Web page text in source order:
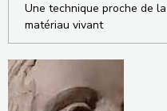
Une technique proche de
matériau vivant